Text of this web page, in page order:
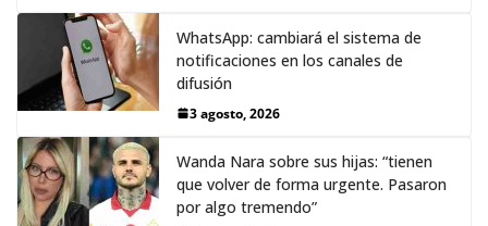
WhatsApp: cambiará el sistema de
notificaciones en los canales de
difusión
3 agosto, 2026
Wanda Nara sobre sus hijas: “tienen
que volver de forma urgente. Pasaron
por algo tremendo”